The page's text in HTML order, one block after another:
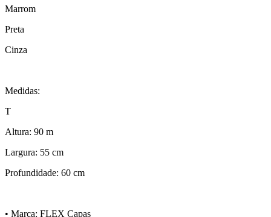
Marrom
Preta
Cinza
Medidas:
T
Altura: 90 m
Largura: 55 cm
Profundidade: 60 cm
• Marca: FLEX Capas